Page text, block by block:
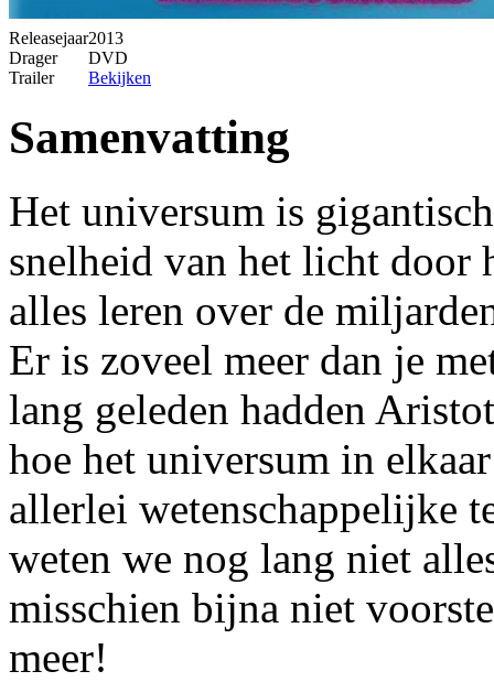
Releasejaar2013
Drager
DVD
Trailer
Bekijken
Samenvatting
Het universum is
snelheid van het licht door
alles leren over de
Er is zoveel meer dan je
lang geleden hadden
hoe het universum in
allerlei wetenschappelijke
weten we nog lang niet
misschien bijna niet
meer!